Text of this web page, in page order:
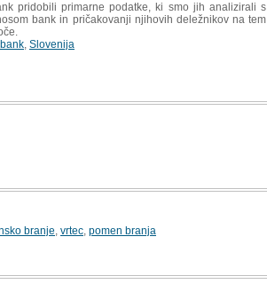
pridobili primarne podatke, ki smo jih analizirali s
bank in pričakovanji njihovih deležnikov na tem
Slovenija
branje vrtec pomen branja